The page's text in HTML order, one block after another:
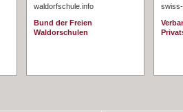
waldorfschule.info
Bund der Freien
Waldorschulen